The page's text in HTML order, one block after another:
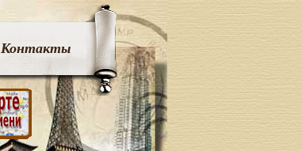
Контакты